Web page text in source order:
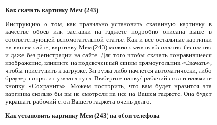
Как скачать картинку Мем (243)
Инструкцию о том, как правильно установить скачанную картинку в
качестве обоев или заставки на гаджете подробно описана выше в
соответствующей вспомогательной статье. Как и все остальные картинки
на нашем сайте, картинку Мем (243) можно скачать абсолютно бесплатно
и даже без регистрации на сайте. Для того чтобы скачать понравившееся
изображение, кликните на подсвеченный синим прямоугольник «Скачать»,
чтобы приступить к загрузке. Загрузка либо начнется автоматически, либо
браузер попросит указать путь. Выберите папку/ рабочий стол и нажмите
кнопку «Сохранить». Можем поспорить, что вам будет нравится эта
картинка сколько бы вы не смотрели на нее на Вашем гаджете. Она будет
украшать рабочий стол Вашего гаджета очень долго.
Как установить картинку Мем (243) на обои телефона